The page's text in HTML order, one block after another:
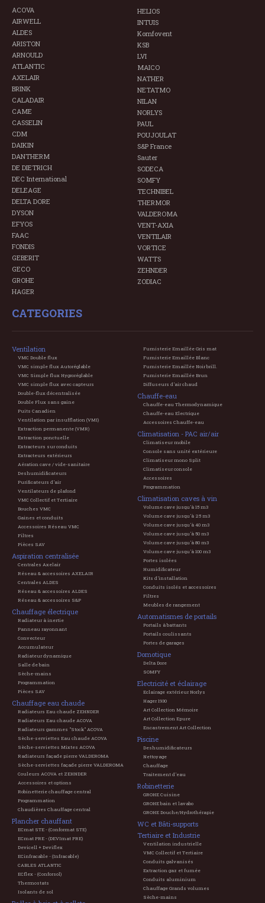
ACOVA
AIRWELL
ALDES
ARISTON
ARNOULD
ATLANTIC
AXELAIR
BRINK
CALADAIR
CAME
CASSELIN
CDM
DAIKIN
DANTHERM
DE DIETRICH
DEC International
DELEAGE
DELTA DORE
DYSON
EFYOS
FAAC
FONDIS
GEBERIT
GECO
GROHE
HAGER
HELIOS
INTUIS
Komfovent
KSB
LVI
MAICO
NATHER
NETATMO
NILAN
NORLYS
PAUL
POUJOULAT
S&P France
Sauter
SODECA
SOMFY
TECHNIBEL
THERMOR
VALDEROMA
VENT-AXIA
VENTILAIR
VORTICE
WATTS
ZEHNDER
ZODIAC
CATEGORIES
Ventilation
VMC Double flux
VMC simple flux Autoréglable
VMC Simple flux Hygroréglable
VMC simple flux avec capteurs
Double-flux décentralisée
Double Flux sans gaine
Puits Canadien
Ventilation par insufflation (VMI)
Extraction permanente (VMR)
Extraction ponctuelle
Extracteurs sur conduits
Extracteurs extérieurs
Aération cave / vide-sanitaire
Deshumidificateurs
Purificateurs d'air
Ventilateurs de plafond
VMC Collectif et Tertiaire
Bouches VMC
Gaines et conduits
Accessoires Réseau VMC
Filtres
Pièces SAV
Aspiration centralisée
Centrales Axelair
Réseau & accessoires AXELAIR
Centrales ALDES
Réseau & accessoires ALDES
Réseau & accessoires S&P
Chauffage électrique
Radiateur à inertie
Panneau rayonnant
Convecteur
Accumulateur
Radiateur dynamique
Salle de bain
Sèche-mains
Programmation
Pièces SAV
Chauffage eau chaude
Radiateurs Eau chaude ZEHNDER
Radiateurs Eau chaude ACOVA
Radiateurs gammes "Stock" ACOVA
Sèche-serviettes Eau chaude ACOVA
Sèche-serviettes Mixtes ACOVA
Radiateurs façade pierre VALDEROMA
Sèche-serviettes façade pierre VALDEROMA
Couleurs ACOVA et ZEHNDER
Accessoires et options
Robinetterie chauffage central
Programmation
Chaudières Chauffage central
Plancher chauffant
ECmat STE - (Conformat STE)
ECmat PRE - (DEVImat PRE)
Devicell + Deviflex
ECinfracable - (Infracable)
CABLES ATLANTIC
ECflex - (Conforsol)
Thermostats
Isolants de sol
Fumisterie Emaillée Gris mat
Fumisterie Emaillée Blanc
Fumisterie Emaillée Noir brill.
Fumisterie Emaillée Brun
Diffuseurs d'air chaud
Chauffe-eau
Chauffe-eau Thermodynamique
Chauffe-eau Electrique
Accessoires Chauffe-eau
Climatisation - PAC air/air
Climatiseur mobile
Console sans unité extérieure
Climatiseur mono Split
Climatiseur console
Accessoires
Programmation
Climatisation caves à vin
Volume cave jusqu'à 15 m3
Volume cave jusqu'à 25 m3
Volume cave jusqu'à 40 m3
Volume cave jusqu'à 50 m3
Volume cave jusqu'à 80 m3
Volume cave jusqu'à 100 m3
Portes isolées
Humidificateur
Kits d'installation
Conduits isolés et accessoires
Filtres
Meubles de rangement
Automatismes de portails
Portails à battants
Portails coulissants
Portes de garages
Domotique
Delta Dore
SOMFY
Electricité et éclairage
Eclairage extérieur Norlys
Hager 1930
Art Collection Mémoire
Art Collection Epure
Encastrement Art Collection
Piscine
Deshumidificateurs
Nettoyage
Chauffage
Traitement d'eau
Robinetterie
GROHE Cuisine
GROHE bain et lavabo
GROHE Douche/Hydrothérapie
WC et Bâti-supports
Tertiaire et Industrie
Ventilation industrielle
VMC Collectif et Tertiaire
Conduits galvanisés
Extraction gaz et fumée
Conduits aluminium
Chauffage Grands volumes
Sèche-mains